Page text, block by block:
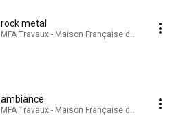
rock metal
MFA Travaux - Maison Française de l'Artisanat ·
ambiance
MFA Travaux - Maison Française de l'Artisanat ·